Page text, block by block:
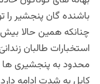
باشنده گان پنجشیر
چنانکه همین حالا
استخبارات طالبان
محدود به پنجشیری ها